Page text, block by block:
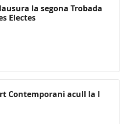
la segona Trobada
Electes
Contemporani acull la I